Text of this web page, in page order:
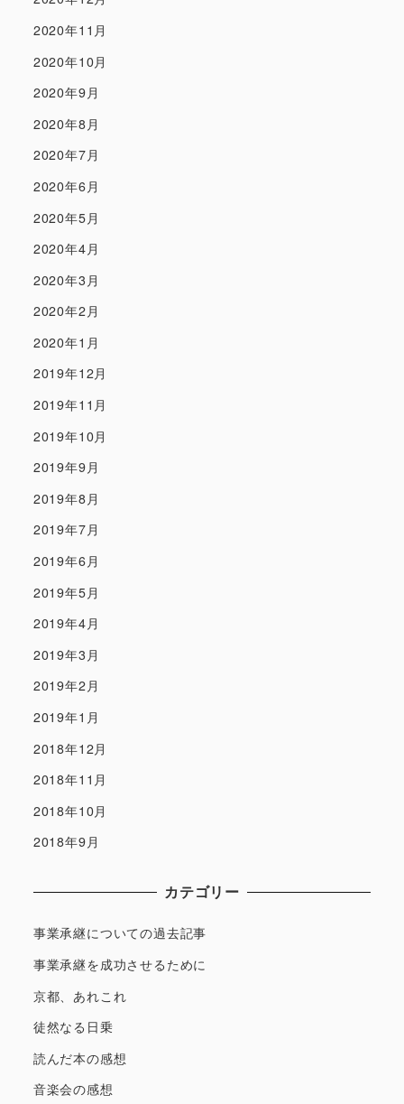
2020年11月
2020年10月
2020年9月
2020年8月
2020年7月
2020年6月
2020年5月
2020年4月
2020年3月
2020年2月
2020年1月
2019年12月
2019年11月
2019年10月
2019年9月
2019年8月
2019年7月
2019年6月
2019年5月
2019年4月
2019年3月
2019年2月
2019年1月
2018年12月
2018年11月
2018年10月
2018年9月
カテゴリー
事業承継についての過去記事
事業承継を成功させるために
京都、あれこれ
徒然なる日乗
読んだ本の感想
音楽会の感想